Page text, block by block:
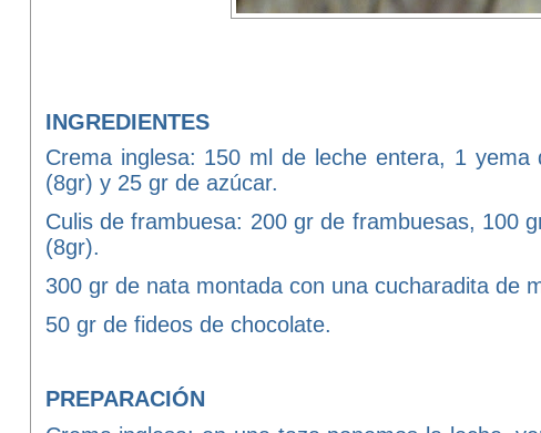
INGREDIENTES
Crema inglesa: 150 ml de leche entera, 1
(8gr) y 25 gr de azúcar.
Culis de frambuesa: 200 gr de frambuesas, 100
(8gr).
300 gr de nata montada con una cucharadita de
50 gr de fideos de chocolate.
PREPARACIÓN